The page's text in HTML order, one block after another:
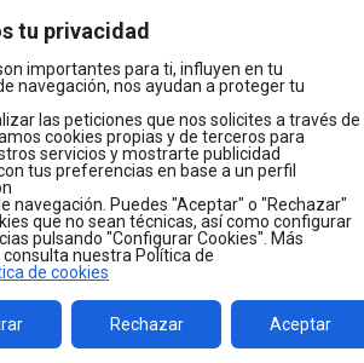
tu privacidad
importantes para ti, influyen en tu
navegación, nos ayudan a proteger tu
las peticiones que nos solicites a través de
cookies propias y de terceros para
servicios y mostrarte publicidad
tus preferencias en base a un perfil
navegación. Puedes "Aceptar" o "Rechazar"
que no sean técnicas, así como configurar
pulsando "Configurar Cookies". Más
nuestra Política de
de cookies
Rechazar Aceptar
CASTELLA.COM— MADE WITH